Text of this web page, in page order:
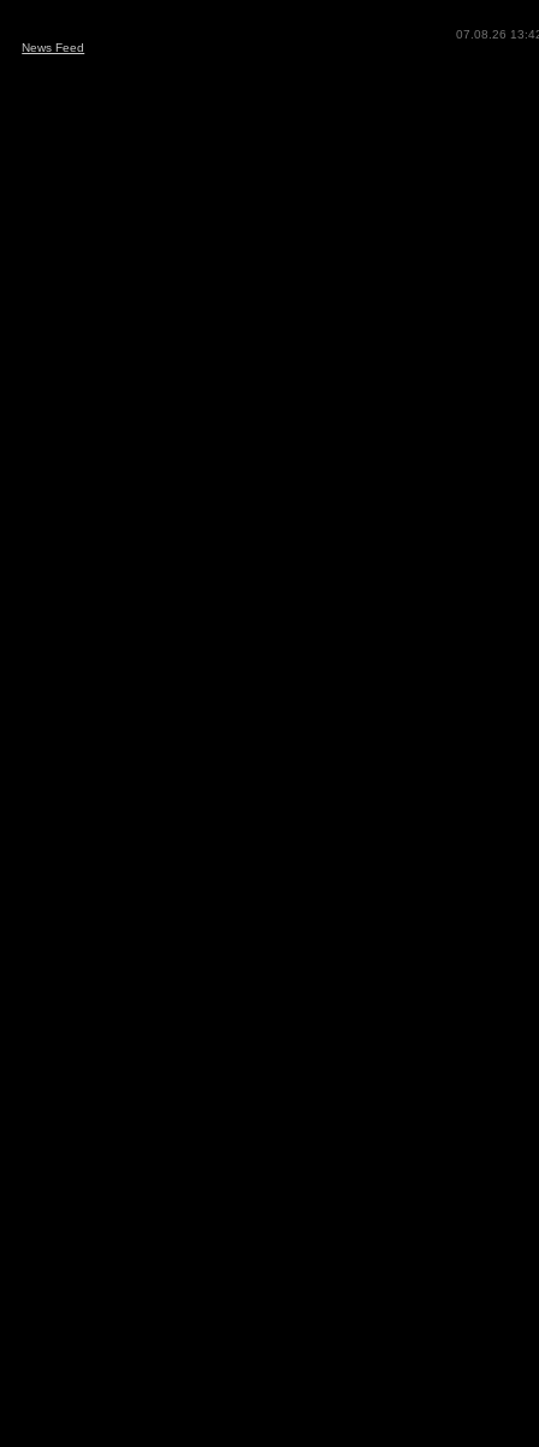
07.08.26
News Feed